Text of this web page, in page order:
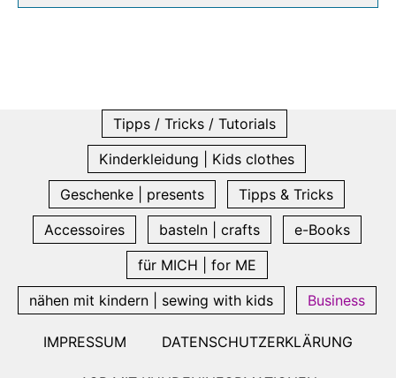
Tipps / Tricks / Tutorials
Kinderkleidung | Kids clothes
Geschenke | presents
Tipps & Tricks
Accessoires
basteln | crafts
e-Books
für MICH | for ME
nähen mit kindern | sewing with kids
Business
IMPRESSUM DATENSCHUTZERKLÄRUNG